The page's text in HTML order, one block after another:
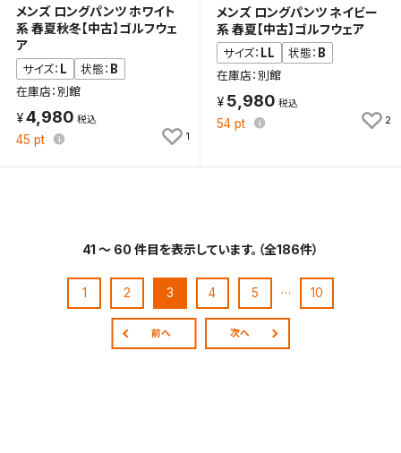
メンズ ロングパンツ ホワイト
系 春夏秋冬【中古】ゴルフウェ
ア
サイズ： L 状態： B
在庫店：別館
4,980
45 pt 1
メンズ ロングパンツ ネイビー
系 春夏【中古】ゴルフウェア
サイズ： LL 状態： B
在庫店：別館
5,980
54 pt 2
41 ～ 60 件目を表示しています。（全186件）
前へ
1 2 3 4 5 … 10
次へ